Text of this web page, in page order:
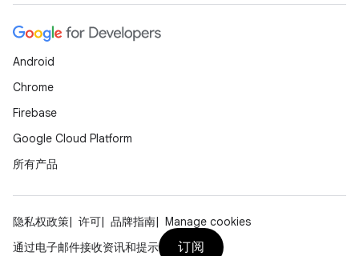
Android
Chrome
Firebase
Google Cloud Platform
所有产品
隐私权政策 许可 品牌指南
Manage cookies
通过电子邮件接收资讯和提示
订阅